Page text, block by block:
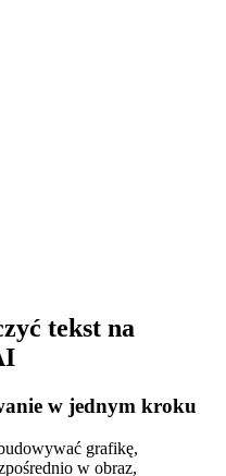
tekst na
w jednym kroku
grafikę,
w obraz,